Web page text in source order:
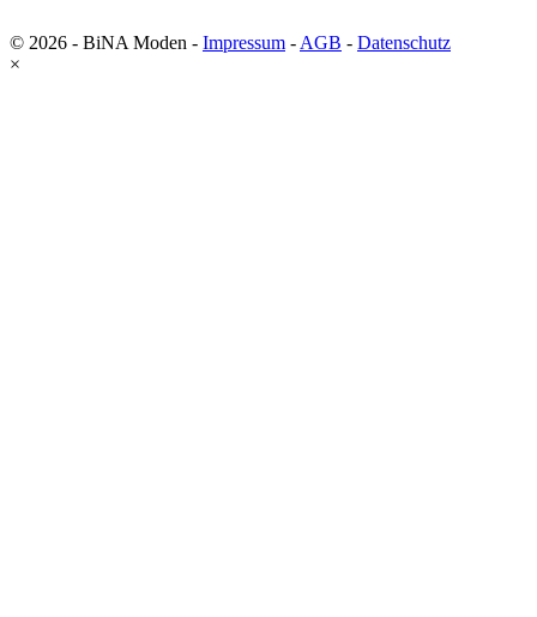
© 2026 - BiNA Moden - Impressum - AGB - Datenschutz
×